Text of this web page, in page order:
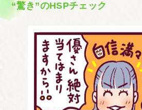
“驚き”のHSPチェック